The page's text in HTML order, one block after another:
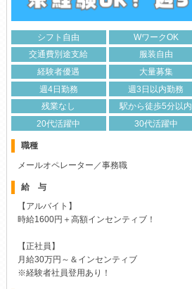
シフト自由 WワークOK
交通費別途支給
服装自由
経験者優遇
大量募集
週4日勤務
週3日以内勤務
残業なし
駅から徒歩5分以内
20代活躍中
30代活躍中
職種
メールオペレーター／事務職
給 与
【アルバイト】
時給1600円＋高額インセンティブ！
【正社員】
月給30万円～＆インセンティブ
※経験者社員登用あり！